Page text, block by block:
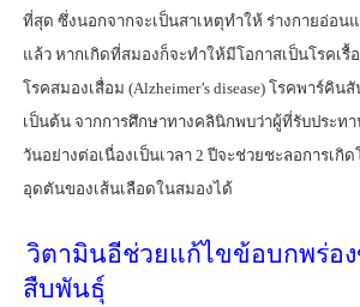
ที่สุด ซึ่งนอกจากจะเป็นสาเหตุทำให้ ร่างกายอ่อน
แล้ว หากเกิดที่สมองก็จะทำให้มีโอกาสเป็นโรคเรื้
โรคสมองเสื่อม (Alzheimer’s disease) โรคพาร์คินสัน
เป็นต้น จากการศึกษาทางคลินิกพบว่าผู้ที่รับประทา
วันอย่างต่อเนื่องเป็นเวลา 2 ปีจะช่วยชะลอการเกิ
อุดตันของเส้นเลือดในสมองได้
วิตามินอีช่วยแก้ไขข้อบกพร่อง
สืบพันธุ์